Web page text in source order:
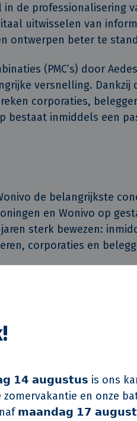
𝟭𝟰 𝗮𝘂𝗴𝘂𝘀𝘁𝘂𝘀 is ons
zomervakantie en onze
𝗺𝗮𝗮𝗻𝗱𝗮𝗴 𝟭𝟳
de professionalisering
uitwisselen van
ontwerpen beter te
(PMC’s) door
versnelling. Dankzij
corporaties,
bestaat inmiddels een
de belangrijkste
en Wonivo op
sterk bewezen:
corporaties en
op thema’s als
werkt KlokGroep